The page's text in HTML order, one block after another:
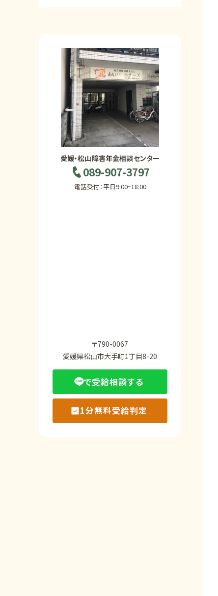
愛媛・松山障害年金相談センター
089-907-3797
電話受付：平日9:00~18:00
〒790-0067
愛媛県松山市大手町1丁目8-20
で受給相談する
1分無料受給判定